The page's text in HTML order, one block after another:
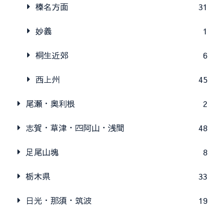
榛名方面 31
妙義 1
桐生近郊 6
西上州 45
尾瀬・奥利根 2
志賀・草津・四阿山・浅間 48
足尾山塊 8
栃木県 33
日光・那須・筑波 19